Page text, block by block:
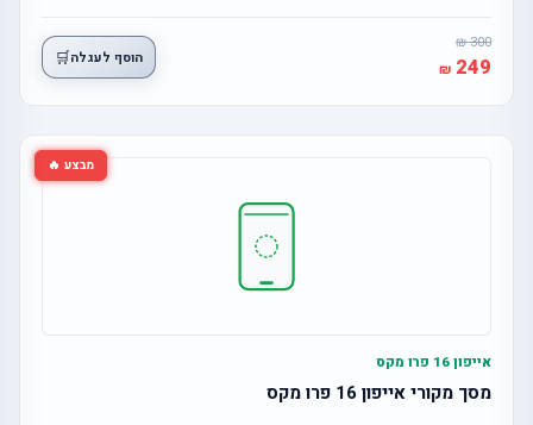
300
249 הוסף לעגלה🛒
מבצע 🔥
אייפון 16 פרו מקס
מסך מקורי אייפון 16 פרו מקס